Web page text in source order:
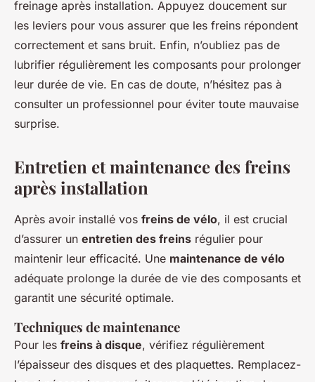
freinage après installation. Appuyez doucement sur
les leviers pour vous assurer que les freins répondent
correctement et sans bruit. Enfin, n’oubliez pas de
lubrifier régulièrement les composants pour prolonger
leur durée de vie. En cas de doute, n’hésitez pas à
consulter un professionnel pour éviter toute mauvaise
surprise.
Entretien et maintenance des freins
après installation
Après avoir installé vos freins de vélo, il est crucial
d’assurer un entretien des freins régulier pour
maintenir leur efficacité. Une maintenance de vélo
adéquate prolonge la durée de vie des composants et
garantit une sécurité optimale.
Techniques de maintenance
Pour les freins à disque, vérifiez régulièrement
l’épaisseur des disques et des plaquettes. Remplacez-